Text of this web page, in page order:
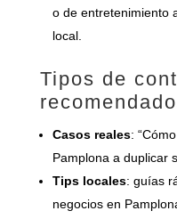
o de entretenimiento
local.
Tipos de
Casos reales:
Pamplona a duplicar
Tips locales: guías
negocios en